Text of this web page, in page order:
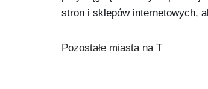
stron i sklepów internetowych,
Pozostałe miasta na T